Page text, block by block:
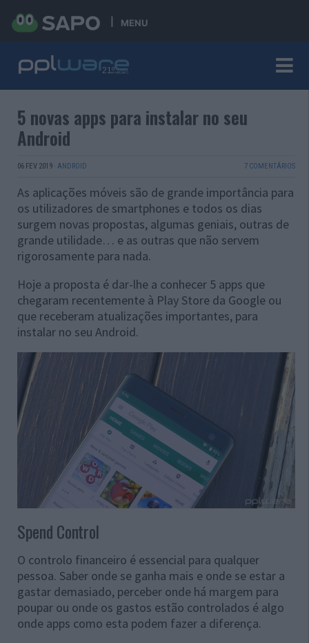
MENU
5 novas apps para instalar no seu
Android
06 FEV 2019 · ANDROID 7 COMENTÁRIOS
As aplicações móveis são de grande importância para
os utilizadores de smartphones e todos os dias
surgem novas propostas, algumas geniais, outras de
grande utilidade… e as outras que não servem
rigorosamente para nada.
Hoje a proposta é dar-lhe a conhecer 5 apps que
chegaram recentemente à Play Store da Google ou
que receberam atualizações importantes, para
instalar no seu Android.
Spend Control
O controlo financeiro é essencial para qualquer
pessoa. Saber onde se ganha mais e onde se estar a
gastar demasiado, perceber onde há margem para
poupar ou onde os gastos estão controlados é algo
onde apps como esta podem fazer a diferença.